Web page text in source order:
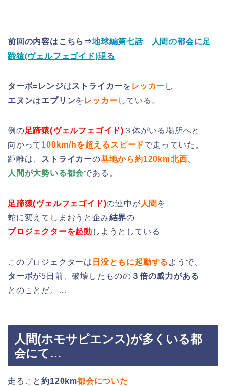
前回の内容はこちら⇒地球編第七話 人間の都会に足
蹄猿(ヴェルフェゴイド)現る
ターボ=レンジはストライカーを レッカー し
エヌンはエブリンを レッカーしている。
例の足蹄猿(ヴェルフェゴイド) ３体がいる場所へと
向かって 100km/hを超えるスピードで走っていた。
距離は、
ストライカーの基地から約120km北西
人間が大勢いる都会である。
足蹄猿(ヴェルフェゴイド)の連中が 人間 を
蛇に変えてしまおうと企み結界の
プロジェクターを起動 しようとしている
このプロジェクターは 日没ともに起動する ようで、
ターボが5日前、破壊したものの ３倍の威力がある
とのことだ。…
人間(ホモサピエンス)が多くいる都
会にて…
走ること約120km都会についた